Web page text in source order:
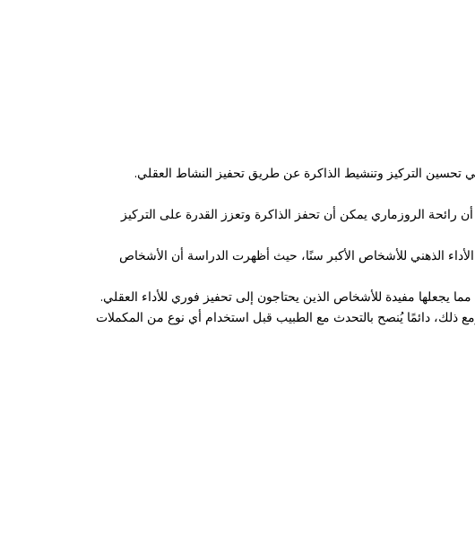
تحسين التركيز وتنشيط الذاكرة عن طريق تحفيز النشاط العقلي.
رائحة الروزماري يمكن أن تحفز الذاكرة وتعزز القدرة على التركيز
الذهني للأشخاص الأكبر سنًا، حيث أظهرت الدراسة أن الأشخاص
يجعلها مفيدة للأشخاص الذين يحتاجون إلى تحفيز فوري للأداء العقلي.
ذلك، دائمًا يُنصح بالتحدث مع الطبيب قبل استخدام أي نوع من المكملات